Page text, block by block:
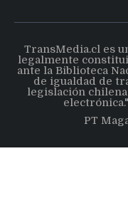
TransMedia.cl es
legalmente
ante la Biblioteca
de igualdad de
legislación
PT